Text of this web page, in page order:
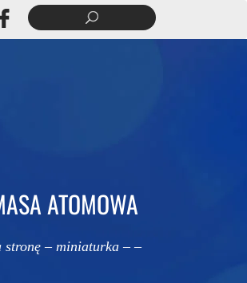
ATOMOWA
stronę – miniaturka – –